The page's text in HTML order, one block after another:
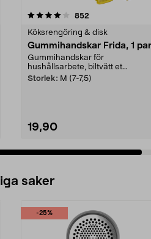
852
Köksrengöring & disk
Gummihandskar Frida, 1 par
Gummihandskar för
hushållsarbete, biltvätt et...
Storlek: M (7-7,5)
19,90
4.0 av 5 stjärnor
saker
-25%